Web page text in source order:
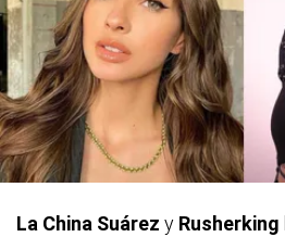
La China Suárez y Rusherking